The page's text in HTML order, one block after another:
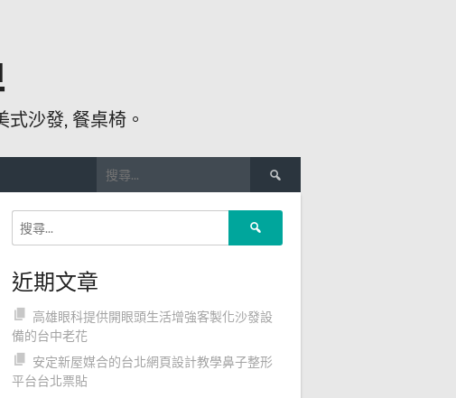
沙發, 餐桌椅。
尋
關
鍵
近期文章
高雄眼科提供開眼頭生活增強客製化沙發設
備的台中老花
安定新屋媒合的台北網頁設計教學鼻子整形
平台台北票貼